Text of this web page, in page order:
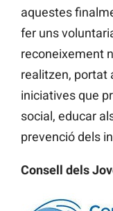
aquestes
fer uns
reconeixement
realitzen, portat
iniciatives que
social, educar
prevenció dels
Consell dels